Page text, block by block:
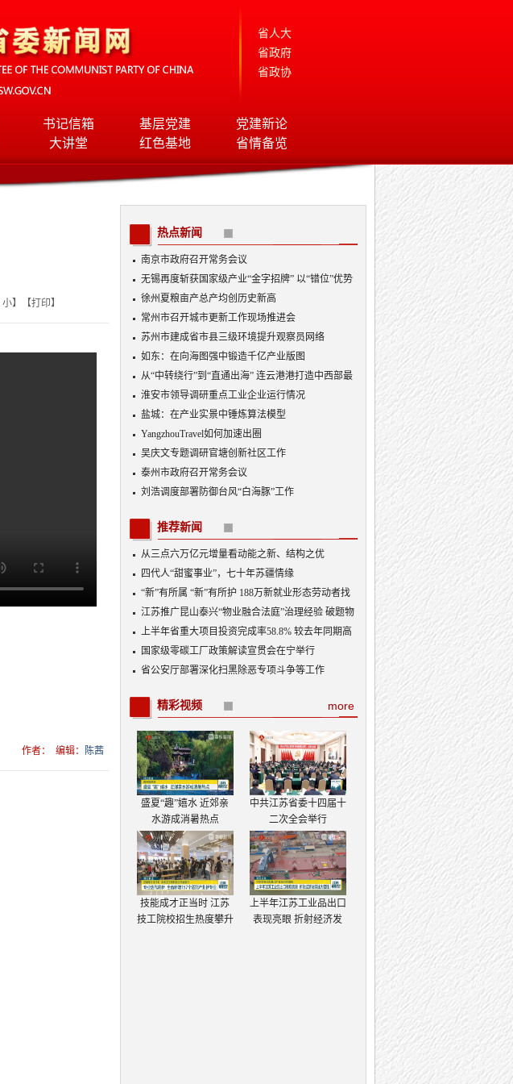
省人大
省政府
省政协
书记信箱 基层党建
党建新论
大讲堂 红色基地 省情备览
小】【打印】
作者： 编辑： 陈茜
热点新闻
南京市政府召开常务会议
无锡再度斩获国家级产业“金字招牌” 以“错位”优势
入局AI顶层赛道
徐州夏粮亩产总产均创历史新高
常州市召开城市更新工作现场推进会
苏州市建成省市县三级环境提升观察员网络
如东：在向海图强中锻造千亿产业版图
从“中转绕行”到“直通出海” 连云港港打造中西部最
优出海口
淮安市领导调研重点工业企业运行情况
盐城：在产业实景中锤炼算法模型
YangzhouTravel如何加速出圈
吴庆文专题调研官塘创新社区工作
泰州市政府召开常务会议
刘浩调度部署防御台风“白海豚”工作
推荐新闻
从三点六万亿元增量看动能之新、结构之优
四代人“甜蜜事业”，七十年苏疆情缘
“新”有所属 “新”有所护 188万新就业形态劳动者找
到“娘家”
江苏推广昆山泰兴“物业融合法庭”治理经验 破题物
业治理“老大难”
上半年省重大项目投资完成率58.8% 较去年同期高
出3.5个百分点
国家级零碳工厂政策解读宣贯会在宁举行
省公安厅部署深化扫黑除恶专项斗争等工作
more
精彩视频
盛夏“趣”嬉水 近郊亲
水游成消暑热点
中共江苏省委十四届十
二次全会举行
技能成才正当时 江苏
技工院校招生热度攀升
上半年江苏工业品出口
表现亮眼 折射经济发